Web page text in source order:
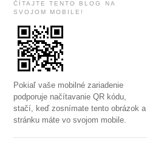
ČÍTAJTE TENTO BLOG NA
SVOJOM MOBILE!
Pokiaľ vaše mobilné zariadenie
podporuje načítavanie QR kódu,
stačí, keď zosnímate tento obrázok a
stránku máte vo svojom mobile.